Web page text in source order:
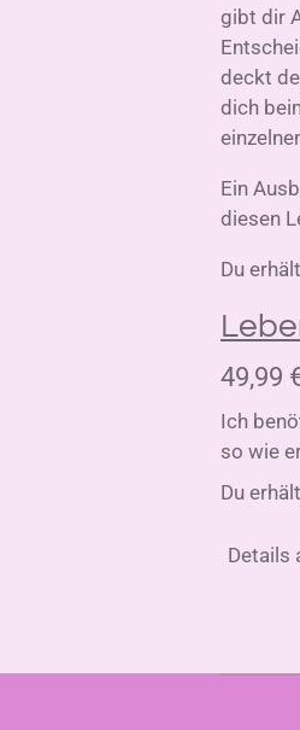
gibt dir
deckt
dich
Ein
diesen
Du
49,99
Ich
so wie
Du
Details